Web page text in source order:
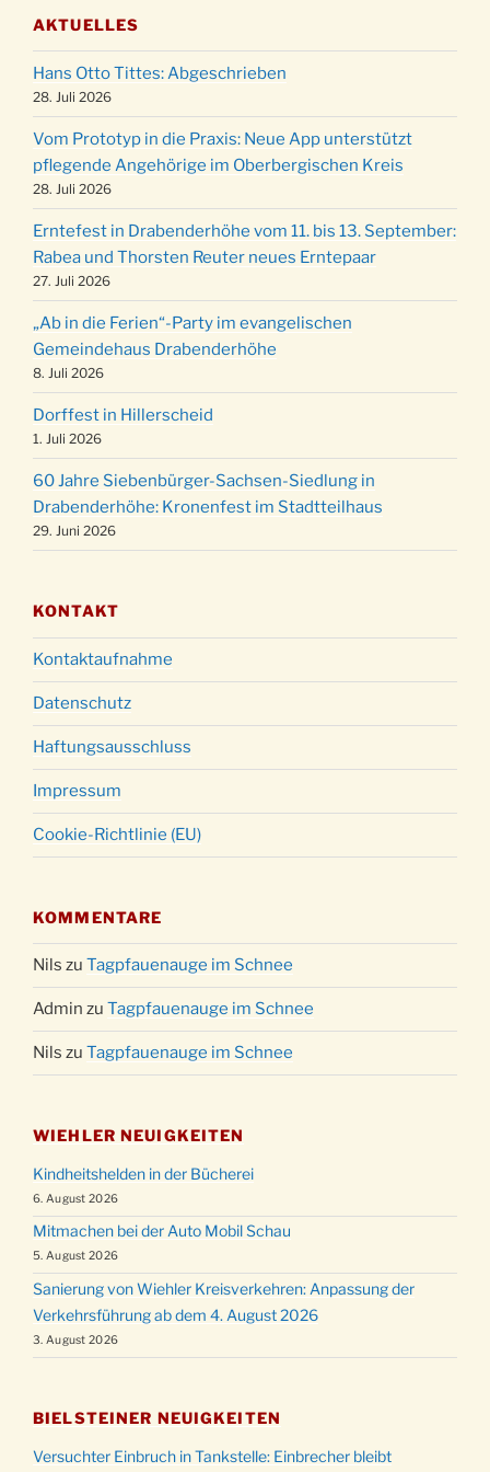
11.12.
Puer-Natus weihnachtliches Brauchtum am
Robert-Gassner-Hof um 17:00 Uhr
19.12.
Kinderbibeltag im Ev. Gemeindehaus von 10-
12 Uhr
20.12.
Weihnachts-Konzert des Honterus Chors in
der Kirche um 17:00 Uhr
24.12.
Familiengottesdienst mit Krippenspiel im Ev.
Gemeindehaus um 15:00 Uhr
24.12. Familiengottesdienst in der FeG um 16 Uhr
24.12.
Weihnachtsgottesdienst in der Kirche um
15:00 Uhr
24.12.
Weihnachtsgottesdienst in der Kirche um
18:00 Uhr
24.12.
Christmette mit der ev. Jugend in der Kirche
um 23:00 Uhr
31.12.
Gottesdienst zu Silvester in der Kirche um
18:00 Uhr
AKTUELLES
Hans Otto Tittes: Abgeschrieben
28. Juli 2026
Vom Prototyp in die Praxis: Neue App unterstützt
pflegende Angehörige im Oberbergischen Kreis
28. Juli 2026
Erntefest in Drabenderhöhe vom 11. bis 13. September:
Rabea und Thorsten Reuter neues Erntepaar
27. Juli 2026
„Ab in die Ferien“-Party im evangelischen
Gemeindehaus Drabenderhöhe
8. Juli 2026
Dorffest in Hillerscheid
1. Juli 2026
60 Jahre Siebenbürger-Sachsen-Siedlung in
Drabenderhöhe: Kronenfest im Stadtteilhaus
29. Juni 2026
KONTAKT
Kontaktaufnahme
Datenschutz
Haftungsausschluss
Impressum
Cookie-Richtlinie (EU)
KOMMENTARE
Nils zu Tagpfauenauge im Schnee
Admin zu Tagpfauenauge im Schnee
Nils zu Tagpfauenauge im Schnee
WIEHLER NEUIGKEITEN
Kindheitshelden in der Bücherei
6. August 2026
Mitmachen bei der Auto Mobil Schau
5. August 2026
Sanierung von Wiehler Kreisverkehren: Anpassung der
Verkehrsführung ab dem 4. August 2026
3. August 2026
BIELSTEINER NEUIGKEITEN
Versuchter Einbruch in Tankstelle: Einbrecher bleibt